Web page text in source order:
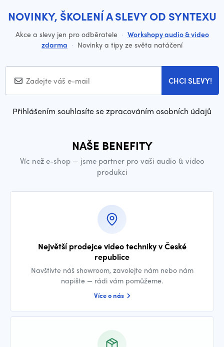
NOVINKY, ŠKOLENÍ A SLEVY OD SYNTEXU
Akce a slevy jen pro odběratele · Workshopy audio & video
zdarma · Novinky a tipy ze světa natáčení
CHCI SLEVY!
Přihlášením souhlasíte se zpracováním osobních údajů
NAŠE BENEFITY
Víc než e-shop — jsme partner pro vaši audio & video
produkci
Největší prodejce video techniky v České
republice
Navštivte náš showroom, zavolejte nám nebo nám
napište — rádi vám pomůžeme.
Více o nás